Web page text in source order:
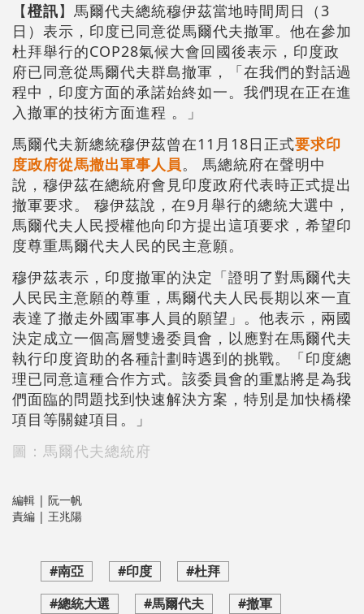
【橙訊】馬爾代夫總統穆伊茲當地時間周日（3
日）表示，印度已同意從馬爾代夫撤軍。他在參加
杜拜舉行的COP28氣候大會回國後表示，印度政
府已同意從馬爾代夫群島撤軍，「在我們的對話過
程中，印度方面的承諾始終如一。我們現在正在進
入撤軍的技術方面進程 。」
馬爾代夫新總統穆伊茲曾在11月18日正式要求印
度政府從馬撤出軍事人員。 馬總統府在聲明中
說，穆伊茲在總統府會見印度政府代表時正式提出
撤軍要求。 穆伊茲說，在9月舉行的總統大選中，
馬爾代夫人民授權他向印方提出這項要求，希望印
度尊重馬爾代夫人民的民主意願。
穆伊茲表示，印度撤軍的決定「證明了對馬爾代夫
人民民主意願的尊重，馬爾代夫人民長期以來一直
表達了撤走外國軍事人員的願望」。他表示，兩國
決定成立一個高層雙邊委員會，以應對在馬爾代夫
執行印度資助的各種計劃時遇到的挑戰。「印度總
理已同意這種合作方式。該委員會的重點將是為我
們面臨的問題找到快速解決方案，特別是加快橋樑
項目等關鍵項目。」
圖：馬爾代夫總統府
編輯 | 阮一帆
責編 | 王兆陽
#南亞 #印度
#杜拜
#總統大選
#馬爾代夫 #撤軍